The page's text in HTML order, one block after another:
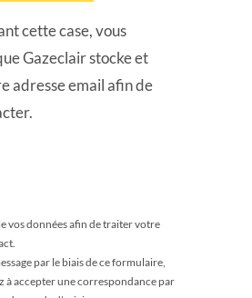
cette case, vous
Gazeclair stocke et
adresse email afin de
vos données afin de traiter votre
par le biais de ce formulaire,
à accepter une correspondance par